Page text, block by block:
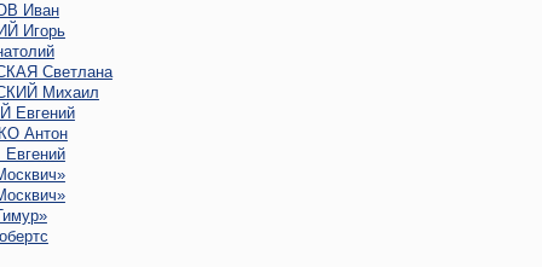
Иван
Игорь
Светлана
Михаил
Евгений
Антон